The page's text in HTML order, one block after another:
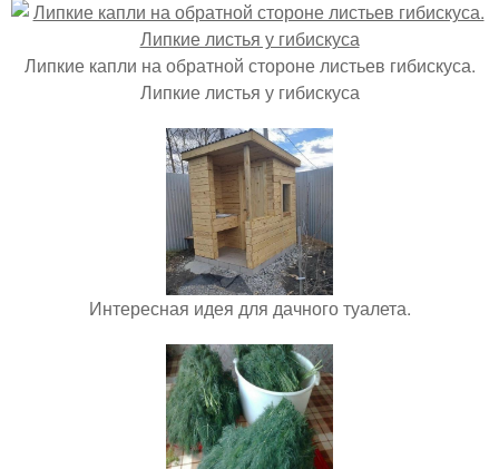
Липкие капли на обратной стороне листьев гибискуса.
Липкие листья у гибискуса
Интересная идея для дачного туалета.